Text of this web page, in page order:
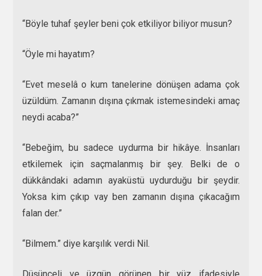
“Böyle tuhaf şeyler beni çok etkiliyor biliyor musun?
“Öyle mi hayatım?
“Evet meselâ o kum tanelerine dönüşen adama çok
üzüldüm. Zamanın dışına çıkmak istemesindeki amaç
neydi acaba?”
“Bebeğim, bu sadece uydurma bir hikâye. İnsanları
etkilemek için saçmalanmış bir şey. Belki de o
dükkândaki adamın ayaküstü uydurduğu bir şeydir.
Yoksa kim çıkıp vay ben zamanın dışına çıkacağım
falan der.”
“Bilmem.” diye karşılık verdi Nil.